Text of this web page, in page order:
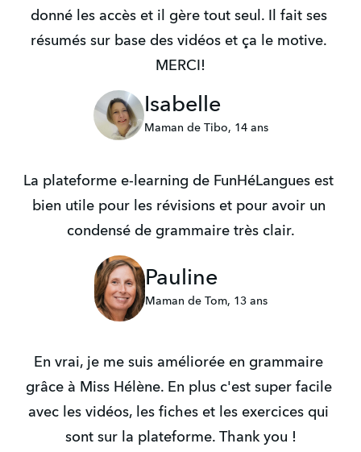
donné les accès et il gère tout seul. Il fait ses
résumés sur base des vidéos et ça le motive.
MERCI!
Isabelle
Maman de Tibo, 14 ans
La plateforme e-learning de FunHéLangues est
bien utile pour les révisions et pour avoir un
condensé de grammaire très clair.
Pauline
Maman de Tom, 13 ans
En vrai, je me suis améliorée en grammaire
grâce à Miss Hélène. En plus c'est super facile
avec les vidéos, les fiches et les exercices qui
sont sur la plateforme. Thank you !